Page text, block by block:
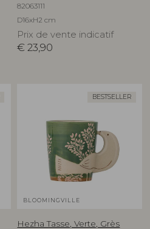
82063111
D16xH2 cm
Prix de vente indicatif
€ 23,90
BESTSELLER
BLOOMINGVILLE
Hezha Tasse, Verte, Grès